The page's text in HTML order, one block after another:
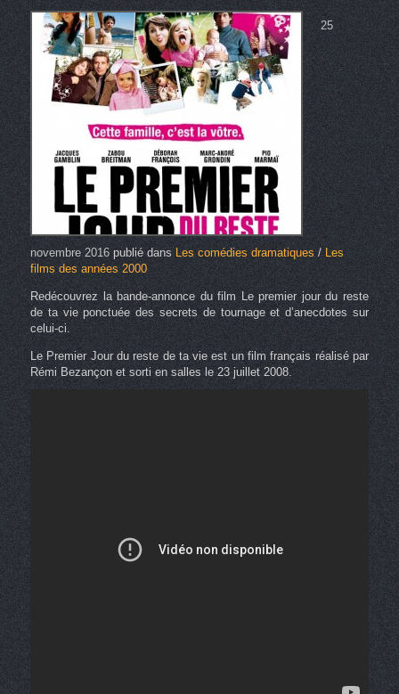
25
novembre 2016publié dans Les comédies dramatiques/ Les
films des années 2000
Redécouvrez la bande-annonce du film Le premier jour du reste
de ta vie ponctuée des secrets de tournage et d’anecdotes sur
celui-ci.
Le Premier Jour du reste de ta vie est un film français réalisé par
Rémi Bezançon et sorti en salles le 23 juillet 2008.